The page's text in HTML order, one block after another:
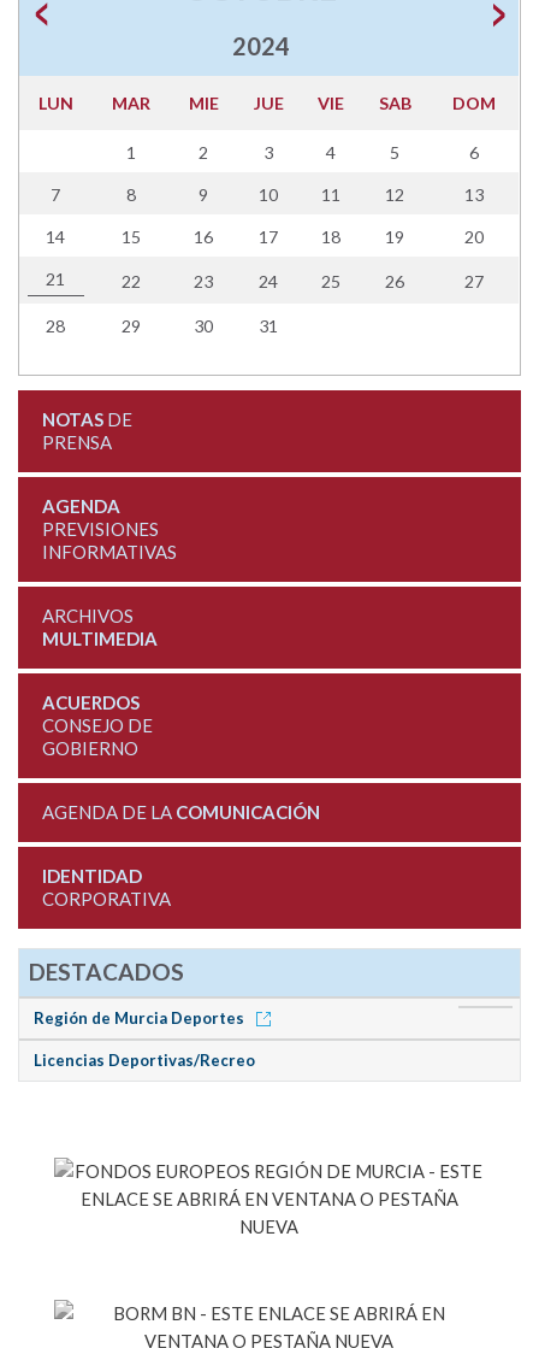
2024
LUN MAR MIE JUE VIE SAB DOM
1 2 3 4 5 6
7 8 9 10 11 12 13
14 15 16 17 18 19 20
21 22 23 24 25 26 27
28 29 30 31
NOTASDE
PRENSA
AGENDA
PREVISIONES
INFORMATIVAS
ARCHIVOS
MULTIMEDIA
ACUERDOS
CONSEJO DE
GOBIERNO
AGENDA DE LA COMUNICACIÓN
IDENTIDAD
CORPORATIVA
DESTACADOS
Región de Murcia Deportes
Licencias Deportivas/Recreo